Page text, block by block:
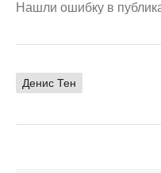
Нашли ошибку в
Денис Тен